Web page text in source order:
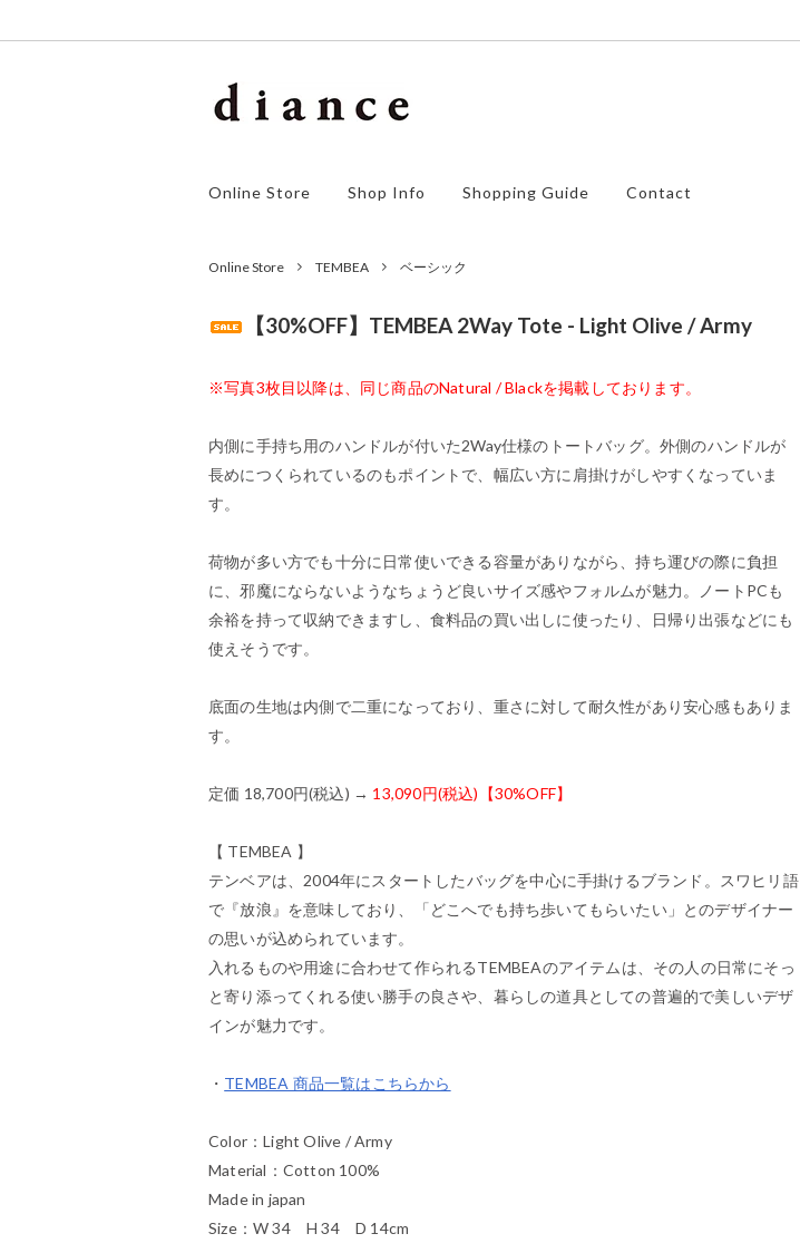
Online Store Shop Info Shopping Guide Contact
Online Store TEMBEA ベーシック
【30%OFF】TEMBEA 2Way Tote - Light Olive / Army
※写真3枚目以降は、同じ商品のNatural / Blackを掲載しております。
内側に手持ち用のハンドルが付いた2Way仕様のトートバッグ。外側のハンドルが
長めにつくられているのもポイントで、幅広い方に肩掛けがしやすくなっていま
す。
荷物が多い方でも十分に日常使いできる容量がありながら、持ち運びの際に負担
に、邪魔にならないようなちょうど良いサイズ感やフォルムが魅力。ノートPCも
余裕を持って収納できますし、食料品の買い出しに使ったり、日帰り出張などにも
使えそうです。
底面の生地は内側で二重になっており、重さに対して耐久性があり安心感もありま
す。
定価 18,700円(税込) → 13,090円(税込)【30%OFF】
【 TEMBEA 】
テンベアは、2004年にスタートしたバッグを中心に手掛けるブランド。スワヒリ語
で『放浪』を意味しており、「どこへでも持ち歩いてもらいたい」とのデザイナー
の思いが込められています。
入れるものや用途に合わせて作られるTEMBEAのアイテムは、その人の日常にそっ
と寄り添ってくれる使い勝手の良さや、暮らしの道具としての普遍的で美しいデザ
インが魅力です。
・ TEMBEA 商品一覧はこちらから
Color：Light Olive / Army
Material：Cotton 100%
Made in japan
Size：W 34 H 34 D 14cm